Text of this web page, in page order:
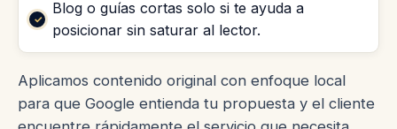
Blog o guías cortas solo si te ayuda a
posicionar sin saturar al lector.
Aplicamos contenido original con enfoque local
para que Google entienda tu propuesta y el cliente